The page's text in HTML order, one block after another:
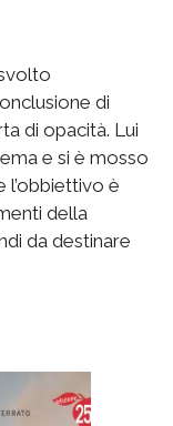
di
di opacità. Lui
e si è mosso
l’obbiettivo è
della
da destinare